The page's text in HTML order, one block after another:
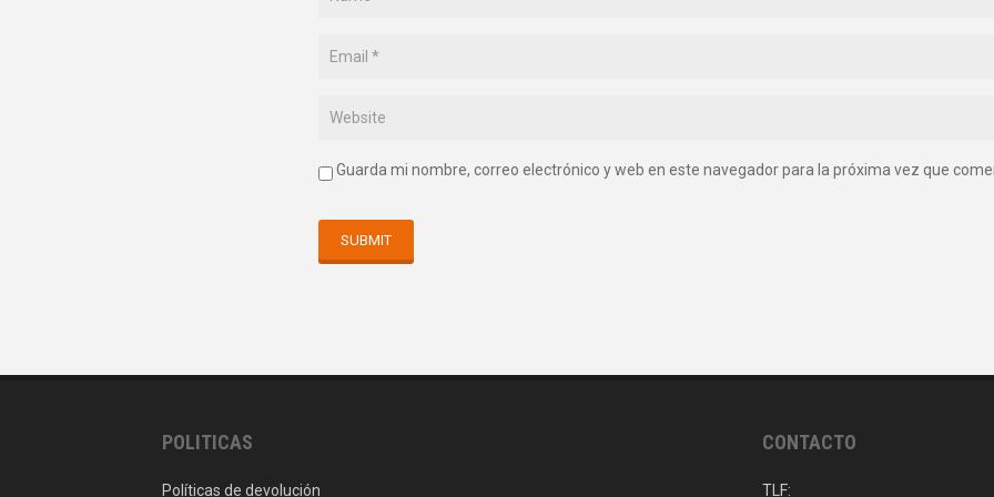
Guarda mi nombre, correo electrónico y web en este navegador para la próxima vez que
POLITICAS
Políticas de devolución
CONTACTO
TLF: